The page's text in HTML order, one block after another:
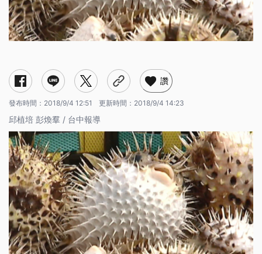
讚
發布時間： 2018/9/4 12:51 更新時間： 2018/9/4 14:23
邱植培 彭煥羣 / 台中報導